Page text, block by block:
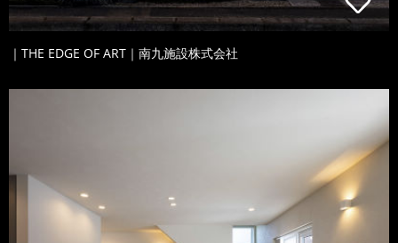
｜THE EDGE OF ART｜南九施設株式会社